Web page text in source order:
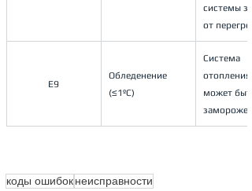
системы
от
E9
Обледенение
(≤1ºС)
Система
отопления
может быть
заморожена
коды ошибокнеисправности